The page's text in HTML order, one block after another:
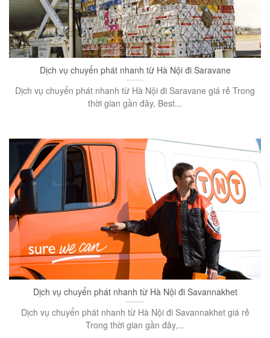
Dịch vụ chuyển phát nhanh từ Hà Nội đi Saravane
Dịch vụ chuyển phát nhanh từ Hà Nội đi Saravane giá rẻ Trong
thời gian gần đây, Best...
Dịch vụ chuyển phát nhanh từ Hà Nội đi Savannakhet
Dịch vụ chuyển phát nhanh từ Hà Nội đi Savannakhet giá rẻ
Trong thời gian gần đây,...